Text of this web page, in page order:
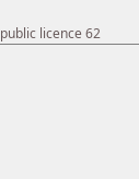
licence 62